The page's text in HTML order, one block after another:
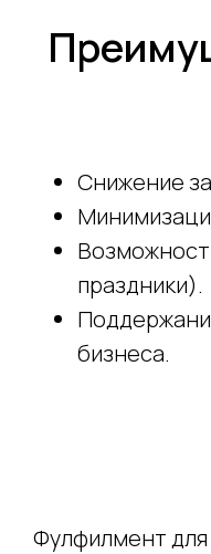
Снижение
праздники).
бизнеса.
Фулфилмент для